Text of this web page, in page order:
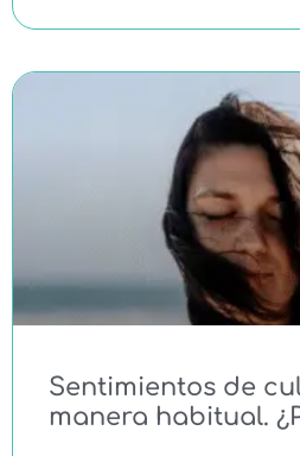
Sentimientos de
manera habitual.